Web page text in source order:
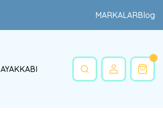
MARKALARBlog
AYAKKABI